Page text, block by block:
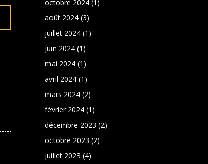
octobre 2024 (1)
août 2024 (3)
juillet 2024 (1)
juin 2024 (1)
mai 2024 (1)
avril 2024 (1)
mars 2024 (2)
février 2024 (1)
décembre 2023 (2)
octobre 2023 (2)
juillet 2023 (4)